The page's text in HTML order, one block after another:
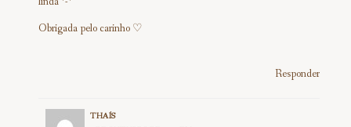
Obrigada pelo carinho ♡
Responder
THAÍS